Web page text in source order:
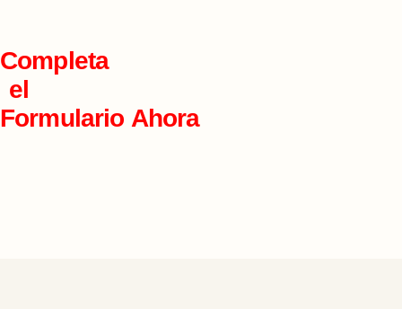
Completa
el
Formulario Ahora